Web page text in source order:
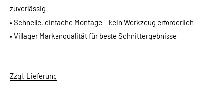
zuverlässig
• Schnelle, einfache Montage – kein Werkzeug erforderlich
• Villager Markenqualität für beste Schnittergebnisse
Zzgl. Lieferung